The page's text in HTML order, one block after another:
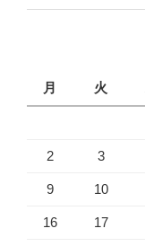
月
火
2 3
9 10
16 17